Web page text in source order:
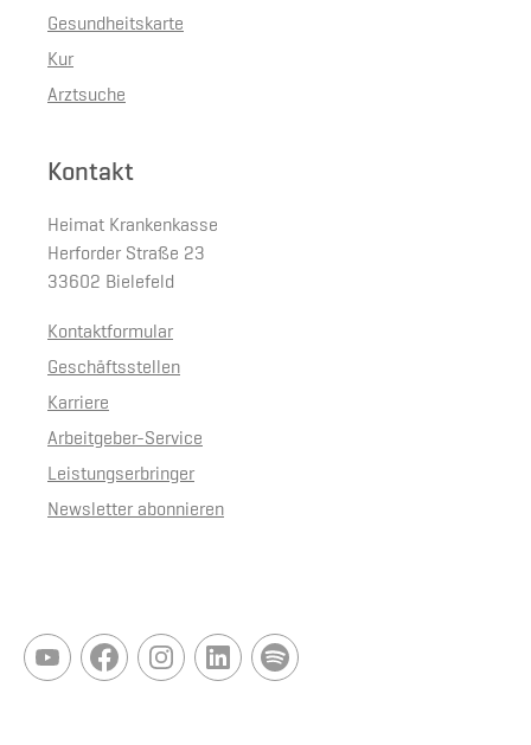
Gesundheitskarte
Kur
Arztsuche
Kontakt
Heimat Krankenkasse
Herforder Straße 23
33602 Bielefeld
Kontaktformular
Geschäftsstellen
Karriere
Arbeitgeber-Service
Leistungserbringer
Newsletter abonnieren